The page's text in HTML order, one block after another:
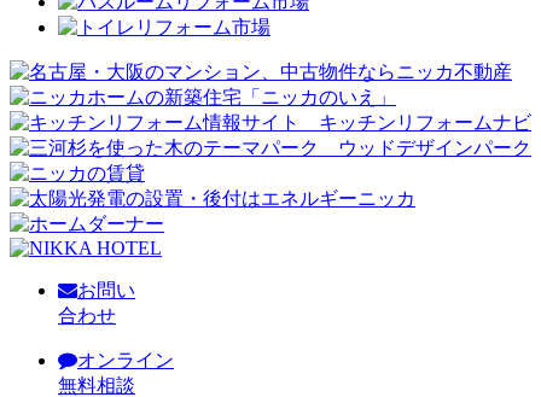
お問い
合わせ
オンライン
無料相談